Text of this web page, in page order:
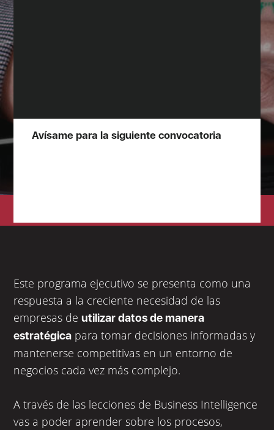
Avísame para la siguiente convocatoria
Este programa ejecutivo se presenta como una
respuesta a la creciente necesidad de las
empresas deutilizar datos de manera
estratégica para tomar decisiones informadas y
mantenerse competitivas en un entorno de
negocios cada vez más complejo.
A través de las lecciones de Business Intelligence
vas a poder aprender sobre los procesos,